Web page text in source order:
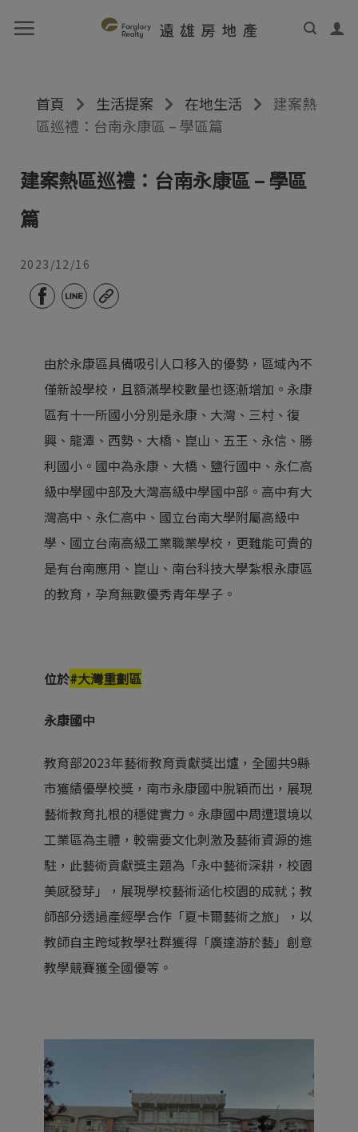
首頁 生活提案 在地生活
建案熱
區巡禮：台南永康區 – 學區篇
建案熱區巡禮：台南永康區 – 學區
篇
2023/12/16
由於永康區具備吸引人口移入的優勢，區域內不
僅新設學校，且額滿學校數量也逐漸增加。永康
區有十一所國小分別是永康、大灣、三村、復
興、龍潭、西勢、大橋、崑山、五王、永信、勝
利國小。國中為永康、大橋、鹽行國中、永仁高
級中學國中部及大灣高級中學國中部。高中有大
灣高中、永仁高中、國立台南大學附屬高級中
學、國立台南高級工業職業學校，更難能可貴的
是有台南應用、崑山、南台科技大學紮根永康區
的教育，孕育無數優秀青年學子。
位於#大灣重劃區
永康國中
教育部2023年藝術教育貢獻獎出爐，全國共9縣
市獲績優學校獎，南市永康國中脫穎而出，展現
藝術教育扎根的穩健實力。永康國中周遭環境以
工業區為主體，較需要文化刺激及藝術資源的進
駐，此藝術貢獻獎主題為「永中藝術深耕，校園
美感發芽」，展現學校藝術涵化校園的成就；教
師部分透過產經學合作「夏卡爾藝術之旅」，以
教師自主跨域教學社群獲得「廣達游於藝」創意
教學競賽獲全國優等。